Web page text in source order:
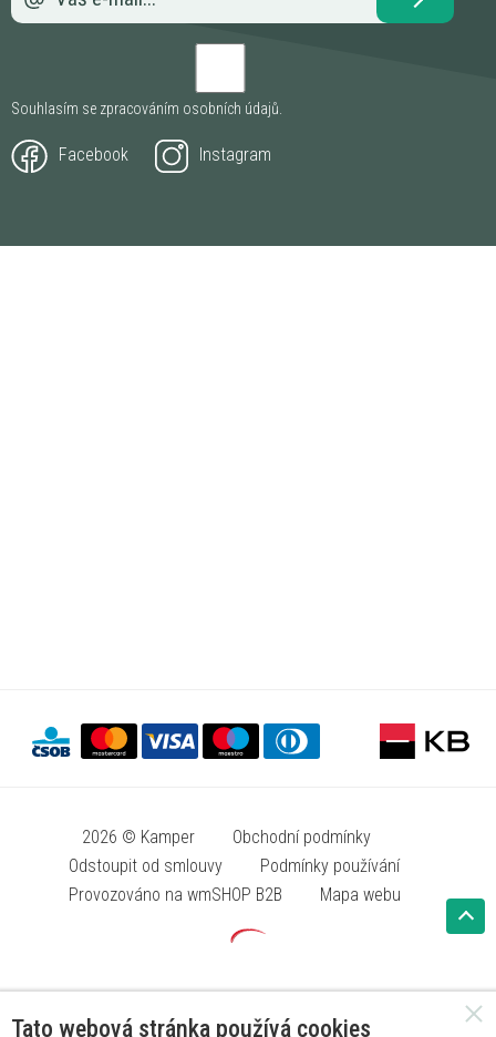
Souhlasím se zpracováním osobních údajů.
Facebook Instagram
2026 © Kamper
Obchodní podmínky
Odstoupit od smlouvy
Podmínky používání
Provozováno na wmSHOP B2B
Mapa webu
Tato webová stránka používá cookies